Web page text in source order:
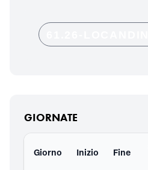
GIORNATE
Giorno Inizio Fine